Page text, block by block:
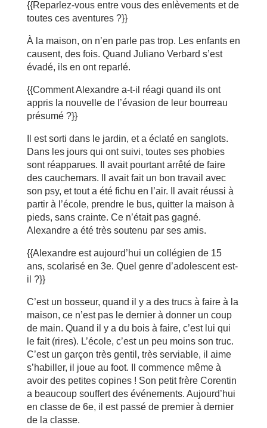
{{Reparlez-vous entre vous des enlèvements et de
toutes ces aventures ?}}
À la maison, on n’en parle pas trop. Les enfants en
causent, des fois. Quand Juliano Verbard s’est
évadé, ils en ont reparlé.
{{Comment Alexandre a-t-il réagi quand ils ont
appris la nouvelle de l’évasion de leur bourreau
présumé ?}}
Il est sorti dans le jardin, et a éclaté en sanglots.
Dans les jours qui ont suivi, toutes ses phobies
sont réapparues. Il avait pourtant arrêté de faire
des cauchemars. Il avait fait un bon travail avec
son psy, et tout a été fichu en l’air. Il avait réussi à
partir à l’école, prendre le bus, quitter la maison à
pieds, sans crainte. Ce n’était pas gagné.
Alexandre a été très soutenu par ses amis.
{{Alexandre est aujourd’hui un collégien de 15
ans, scolarisé en 3e. Quel genre d’adolescent est-
il ?}}
C’est un bosseur, quand il y a des trucs à faire à la
maison, ce n’est pas le dernier à donner un coup
de main. Quand il y a du bois à faire, c’est lui qui
le fait (rires). L’école, c’est un peu moins son truc.
C’est un garçon très gentil, très serviable, il aime
s’habiller, il joue au foot. Il commence même à
avoir des petites copines ! Son petit frère Corentin
a beaucoup souffert des événements. Aujourd’hui
en classe de 6e, il est passé de premier à dernier
de la classe.